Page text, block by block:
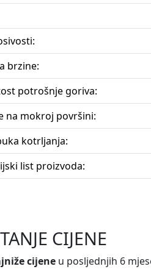
brzine:
potrošnje goriva:
na mokroj površini:
kotrljanja:
list proizvoda:
CIJENE
cijene u posljednjih 6